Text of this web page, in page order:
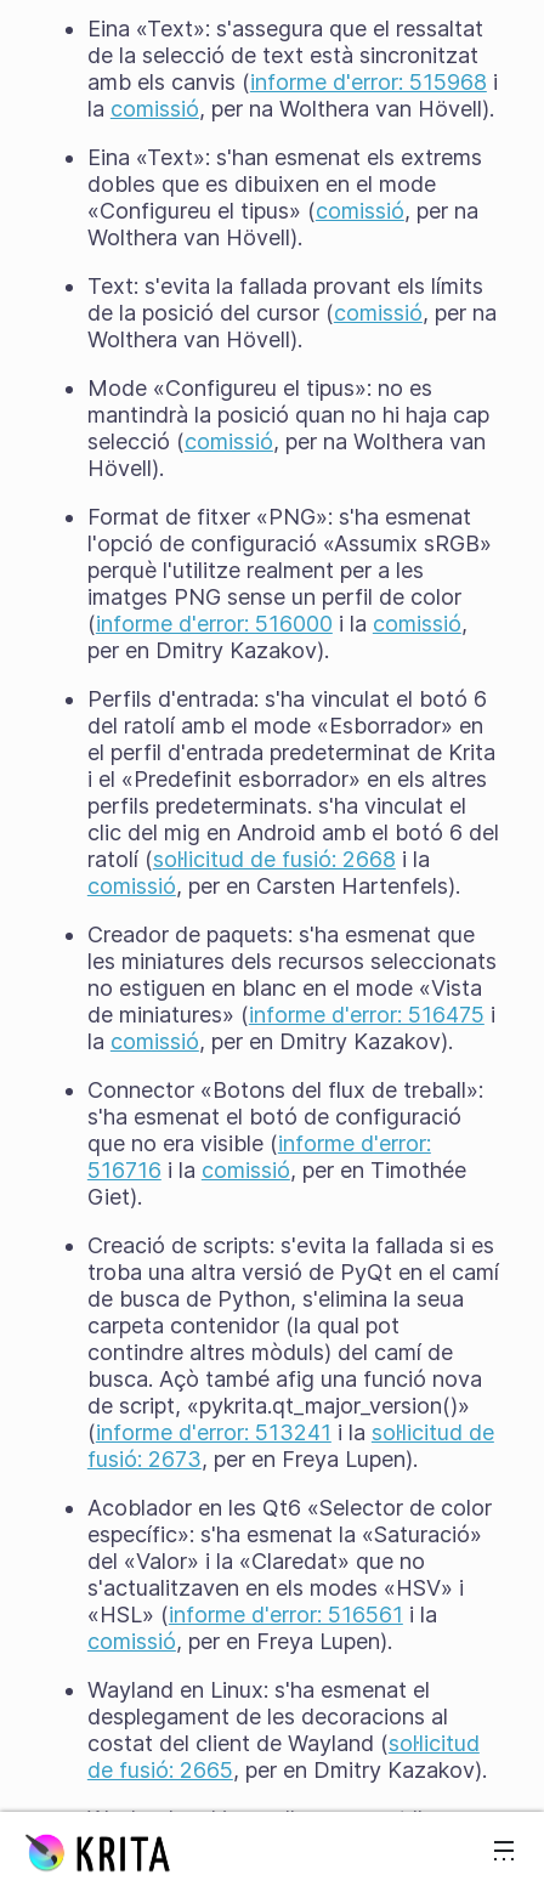
Eina «Text»: s'assegura que el ressaltat
de la selecció de text està sincronitzat
amb els canvis (informe d'error: 515968 i
la comissió, per na Wolthera van Hövell).
Eina «Text»: s'han esmenat els extrems
dobles que es dibuixen en el mode
«Configureu el tipus» (comissió, per na
Wolthera van Hövell).
Text: s'evita la fallada provant els límits
de la posició del cursor (comissió, per na
Wolthera van Hövell).
Mode «Configureu el tipus»: no es
mantindrà la posició quan no hi haja cap
selecció (comissió, per na Wolthera van
Hövell).
Format de fitxer «PNG»: s'ha esmenat
l'opció de configuració «Assumix sRGB»
perquè l'utilitze realment per a les
imatges PNG sense un perfil de color
(informe d'error: 516000 i la comissió,
per en Dmitry Kazakov).
Perfils d'entrada: s'ha vinculat el botó 6
del ratolí amb el mode «Esborrador» en
el perfil d'entrada predeterminat de Krita
i el «Predefinit esborrador» en els altres
perfils predeterminats. s'ha vinculat el
clic del mig en Android amb el botó 6 del
ratolí (sol·licitud de fusió: 2668 i la
comissió, per en Carsten Hartenfels).
Creador de paquets: s'ha esmenat que
les miniatures dels recursos seleccionats
no estiguen en blanc en el mode «Vista
de miniatures» (informe d'error: 516475 i
la comissió, per en Dmitry Kazakov).
Connector «Botons del flux de treball»:
s'ha esmenat el botó de configuració
que no era visible (informe d'error:
516716 i la comissió, per en Timothée
Giet).
Creació de scripts: s'evita la fallada si es
troba una altra versió de PyQt en el camí
de busca de Python, s'elimina la seua
carpeta contenidor (la qual pot
contindre altres mòduls) del camí de
busca. Açò també afig una funció nova
de script, «pykrita.qt_major_version()»
(informe d'error: 513241 i la sol·licitud de
fusió: 2673, per en Freya Lupen).
Acoblador en les Qt6 «Selector de color
específic»: s'ha esmenat la «Saturació»
del «Valor» i la «Claredat» que no
s'actualitzaven en els modes «HSV» i
«HSL» (informe d'error: 516561 i la
comissió, per en Freya Lupen).
Wayland en Linux: s'ha esmenat el
desplegament de les decoracions al
costat del client de Wayland (sol·licitud
de fusió: 2665, per en Dmitry Kazakov).
Wayland en Linux: s'ha esmenat l'error
quan s'obria la configuració en els
compositors sense l'extensió